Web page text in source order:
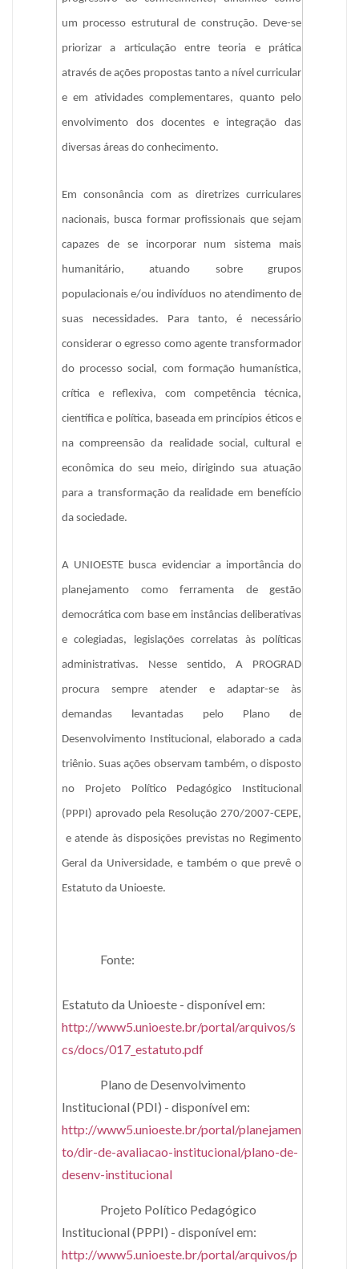
um processo estrutural de construção. Deve-se
priorizar a articulação entre teoria e prática
através de ações propostas tanto a nível curricular
e em atividades complementares, quanto pelo
envolvimento dos docentes e integração das
diversas áreas do conhecimento.
Em consonância com as diretrizes curriculares
nacionais, busca formar profissionais que sejam
capazes de se incorporar num sistema mais
humanitário, atuando sobre grupos
populacionais e/ou indivíduos no atendimento de
suas necessidades. Para tanto, é necessário
considerar o egresso como agente transformador
do processo social, com formação humanística,
crítica e reflexiva, com competência técnica,
científica e política, baseada em princípios éticos e
na compreensão da realidade social, cultural e
econômica do seu meio, dirigindo sua atuação
para a transformação da realidade em benefício
da sociedade.
A UNIOESTE busca evidenciar a importância do
planejamento como ferramenta de gestão
democrática com base em instâncias deliberativas
e colegiadas, legislações correlatas às políticas
administrativas. Nesse sentido, A PROGRAD
procura sempre atender e adaptar-se às
demandas levantadas pelo Plano de
Desenvolvimento Institucional, elaborado a cada
triênio. Suas ações observam também, o disposto
no Projeto Político Pedagógico Institucional
(PPPI) aprovado pela Resolução 270/2007-CEPE,
e atende às disposições previstas no Regimento
Geral da Universidade, e também o que prevê o
Estatuto da Unioeste.
Fonte:
Estatuto da Unioeste - disponível em:
http://www5.unioeste.br/portal/arquivos/s
cs/docs/017_estatuto.pdf
Plano de Desenvolvimento
Institucional (PDI) - disponível em:
http://www5.unioeste.br/portal/planejamen
to/dir-de-avaliacao-institucional/plano-de-
desenv-institucional
Projeto Político Pedagógico
Institucional (PPPI) - disponível em:
http://www5.unioeste.br/portal/arquivos/p